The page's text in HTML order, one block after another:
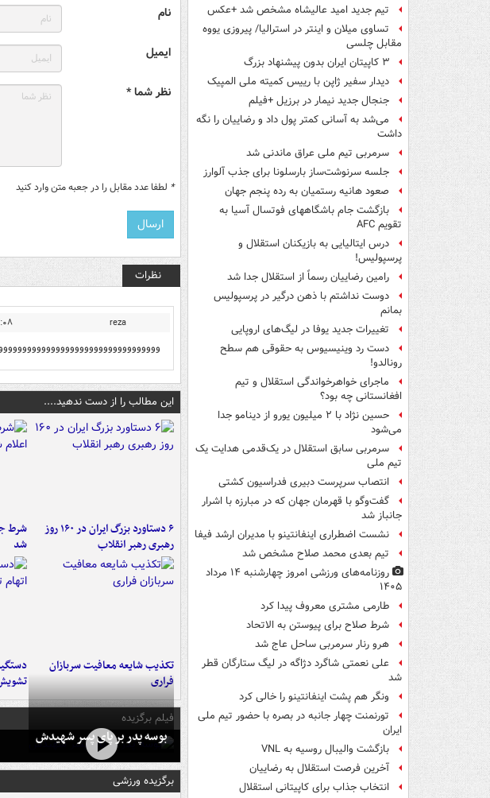
تیم جدید امید عالیشاه مشخص شد +عکس
تساوی میلان و اینتر در استرالیا/ پیروزی یووه
مقابل چلسی
۳ کاپیتان ایران بدون پیشنهاد بزرگ
دیدار سفیر ژاپن با رییس کمیته ملی المپیک
جنجال جدید نیمار در برزیل +فیلم
می‌شد به آسانی کمتر پول داد و رضاییان را نگه
داشت
سرمربی تیم ملی عراق ماندنی شد
جلسه سرنوشت‌ساز بارسلونا برای جذب آلوارز
صعود هانیه رستمیان به رده پنجم جهان
بازگشت جام باشگاههای فوتسال آسیا به
تقویم AFC
درس ایتالیایی‌ به بازیکنان استقلال و
پرسپولیس!
رامین رضاییان رسماً از استقلال جدا شد
دوست نداشتم با ذهن درگیر در پرسپولیس
بمانم
تغییرات جدید یوفا در لیگ‌های اروپایی
دست رد وینیسیوس به حقوقی هم سطح
رونالدو!
ماجرای خواهرخواندگی استقلال و تیم
افغانستانی چه بود؟
حسین نژاد با ۲ میلیون یورو از دینامو جدا
می‌شود
سرمربی سابق استقلال در یک‌قدمی هدایت یک
تیم ملی
انتصاب سرپرست دبیری فدراسیون کشتی
گفت‌وگو با قهرمان جهان که در مبارزه با اشرار
جانباز شد
نشست اضطراری اینفانتینو با مدیران ارشد فیفا
تیم بعدی محمد صلاح مشخص شد
روزنامه‌های ورزشی امروز چهارشنبه ۱۴ مرداد
۱۴۰۵
طارمی مشتری معروف پیدا کرد
شرط صلاح برای پیوستن به الاتحاد
هرو رنار سرمربی ساحل عاج شد
علی نعمتی شاگرد دژاگه در لیگ ستارگان قطر
شد
ونگر هم پشت اینفانتینو را خالی کرد
تورنمنت چهار جانبه در بصره با حضور تیم ملی
ایران
بازگشت والیبال روسیه به VNL
آخرین فرصت استقلال به رضاییان
انتخاب جذاب برای کاپیتانی استقلال
نام
ایمیل
نظر شما *
* لطفا عدد مقابل را در جعبه متن وارد کنید
نظرات
reza ۲۳:۰۸ -
این مطالب را از دست ندهید....
۶ دستاورد بزرگ ایران در ۱۶۰ روز
رهبری رهبر انقلاب
شرط
شد
تکذیب شایعه معافیت سربازان
فراری
فیلم برگزیده
بوسه‌ پدر بر پای پسر شهیدش
برگزیده ورزشی